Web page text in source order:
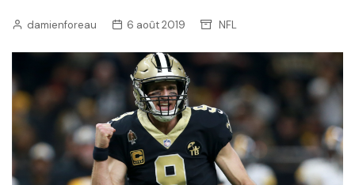
damienforeau 6 août 2019 NFL